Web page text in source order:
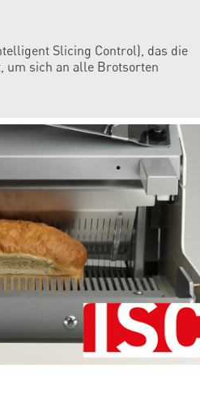
Slicing Control), das die
um sich an alle Brotsorten